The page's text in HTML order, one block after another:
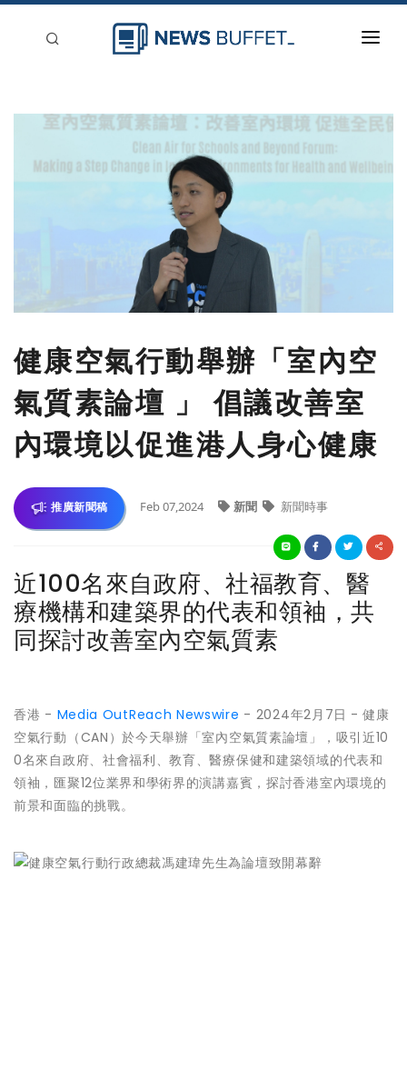
新聞稿分類
登入
健康空氣行動舉辦「室內空
氣質素論壇 」 倡議改善室
內環境以促進港人身心健康
推廣新聞稿 Feb 07,2024 新聞 新聞時事
近100名來自政府、社福教育、醫
療機構和建築界的代表和領袖，共
同探討改善室內空氣質素
香港 - Media OutReach Newswire - 2024年2月7日 - 健康
空氣行動（CAN）於今天舉辦「室內空氣質素論壇」，吸引近10
0名來自政府、社會福利、教育、醫療保健和建築領域的代表和
領袖，匯聚12位業界和學術界的演講嘉賓，探討香港室內環境的
前景和面臨的挑戰。